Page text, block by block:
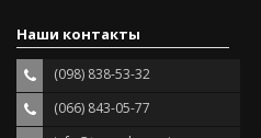
Наши контакты
(098) 838-53-32
(066) 843-05-77